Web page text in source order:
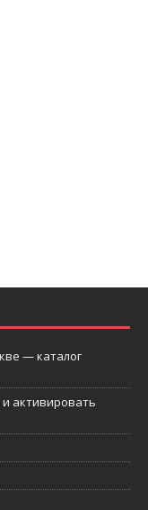
— каталог
активировать